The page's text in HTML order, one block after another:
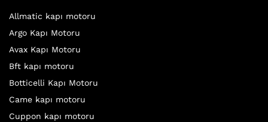
Allmatic kapı motoru
Argo Kapı Motoru
Avax Kapı Motoru
Bft kapı motoru
Botticelli Kapı Motoru
Came kapı motoru
Cuppon kapı motoru